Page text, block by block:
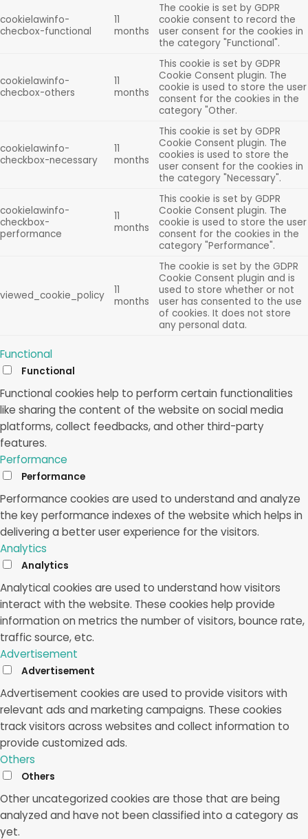
cookielawinfo-
checbox-functional
11
months
The cookie is set by GDPR
cookie consent to record the
user consent for the cookies in
the category "Functional".
cookielawinfo-
checbox-others
11
months
This cookie is set by GDPR
Cookie Consent plugin. The
cookie is used to store the user
consent for the cookies in the
category "Other.
cookielawinfo-
checkbox-necessary
11
months
This cookie is set by GDPR
Cookie Consent plugin. The
cookies is used to store the
user consent for the cookies in
the category "Necessary".
cookielawinfo-
checkbox-
performance
11
months
This cookie is set by GDPR
Cookie Consent plugin. The
cookie is used to store the user
consent for the cookies in the
category "Performance".
viewed_cookie_policy
11
months
The cookie is set by the GDPR
Cookie Consent plugin and is
used to store whether or not
user has consented to the use
of cookies. It does not store
any personal data.
Functional
Functional
Functional cookies help to perform certain functionalities
like sharing the content of the website on social media
platforms, collect feedbacks, and other third-party
features.
Performance
Performance
Performance cookies are used to understand and analyze
the key performance indexes of the website which helps in
delivering a better user experience for the visitors.
Analytics
Analytics
Analytical cookies are used to understand how visitors
interact with the website. These cookies help provide
information on metrics the number of visitors, bounce rate,
traffic source, etc.
Advertisement
Advertisement
Advertisement cookies are used to provide visitors with
relevant ads and marketing campaigns. These cookies
track visitors across websites and collect information to
provide customized ads.
Others
Others
Other uncategorized cookies are those that are being
analyzed and have not been classified into a category as
yet.